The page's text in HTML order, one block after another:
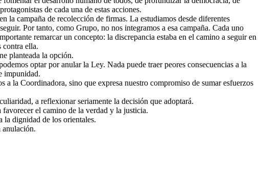
de cada una de estas acciones.
la campaña de recolección de firmas. La estudiamos desde diferentes
Por tanto, como Grupo, no nos integramos a esa campaña. Cada uno
remarcar un concepto: la discrepancia estaba en el camino a seguir en
contra ella.
planteada la opción.
optar por anular la Ley. Nada puede traer peores consecuencias a la
impunidad.
la Coordinadora, sino que expresa nuestro compromiso de sumar esfuerzos
a reflexionar seriamente la decisión que adoptará.
el camino de la verdad y la justicia.
la dignidad de los orientales.
anulación.